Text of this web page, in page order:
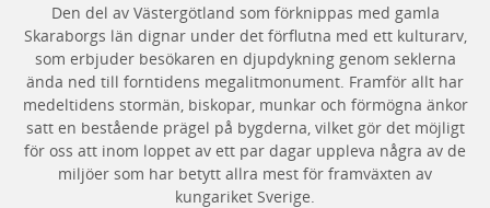
Den del av Västergötland som förknippas med gamla
Skaraborgs län dignar under det förflutna med ett kulturarv,
som erbjuder besökaren en djupdykning genom seklerna
ända ned till forntidens megalitmonument. Framför allt har
medeltidens stormän, biskopar, munkar och förmögna änkor
satt en bestående prägel på bygderna, vilket gör det möjligt
för oss att inom loppet av ett par dagar uppleva några av de
miljöer som har betytt allra mest för framväxten av
kungariket Sverige.